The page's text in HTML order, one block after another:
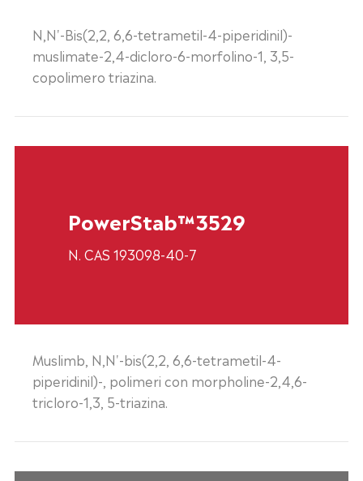
N,N'-Bis(2,2, 6,6-tetrametil-4-piperidinil)-
muslimate-2,4-dicloro-6-morfolino-1, 3,5-
copolimero triazina.
PowerStab™3529
N. CAS 193098-40-7
Muslimb, N,N'-bis(2,2, 6,6-tetrametil-4-
piperidinil)-, polimeri con morpholine-2,4,6-
tricloro-1,3, 5-triazina.